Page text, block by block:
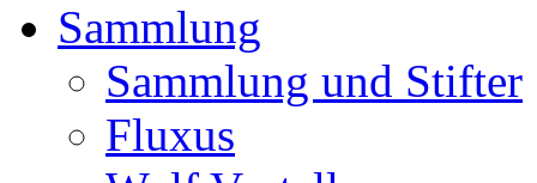
Sammlung
Sammlung und Stifter
Fluxus